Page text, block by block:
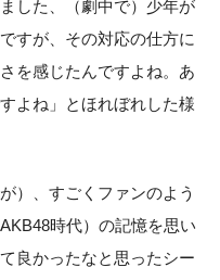
した、（劇中で）少年が
すが、その対応の仕方に
を感じたんですよね。あ
よね」とほれぼれした様
）、すごくファンのよう
時代）の記憶を思い
良かったなと思ったシー